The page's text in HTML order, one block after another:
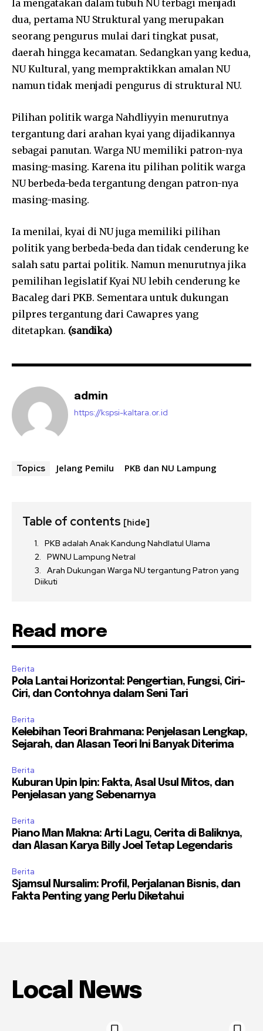
Ia mengatakan dalam tubuh NU terbagi menjadi
dua, pertama NU Struktural yang merupakan
seorang pengurus mulai dari tingkat pusat,
daerah hingga kecamatan. Sedangkan yang kedua,
NU Kultural, yang mempraktikkan amalan NU
namun tidak menjadi pengurus di struktural NU.
Pilihan politik warga Nahdliyyin menurutnya
tergantung dari arahan kyai yang dijadikannya
sebagai panutan. Warga NU memiliki patron-nya
masing-masing. Karena itu pilihan politik warga
NU berbeda-beda tergantung dengan patron-nya
masing-masing.
Ia menilai, kyai di NU juga memiliki pilihan
politik yang berbeda-beda dan tidak cenderung ke
salah satu partai politik. Namun menurutnya jika
pemilihan legislatif Kyai NU lebih cenderung ke
Bacaleg dari PKB. Sementara untuk dukungan
pilpres tergantung dari Cawapres yang
ditetapkan. (sandika)
admin
https://kspsi-kaltara.or.id
Topics Jelang Pemilu PKB dan NU Lampung
Table of contents [hide]
PKB adalah Anak Kandung Nahdlatul Ulama
PWNU Lampung Netral
Arah Dukungan Warga NU tergantung Patron yang
Diikuti
Read more
Berita
Pola Lantai Horizontal: Pengertian, Fungsi, Ciri-
Ciri, dan Contohnya dalam Seni Tari
Berita
Kelebihan Teori Brahmana: Penjelasan Lengkap,
Sejarah, dan Alasan Teori Ini Banyak Diterima
Berita
Kuburan Upin Ipin: Fakta, Asal Usul Mitos, dan
Penjelasan yang Sebenarnya
Berita
Piano Man Makna: Arti Lagu, Cerita di Baliknya,
dan Alasan Karya Billy Joel Tetap Legendaris
Berita
Sjamsul Nursalim: Profil, Perjalanan Bisnis, dan
Fakta Penting yang Perlu Diketahui
Local News